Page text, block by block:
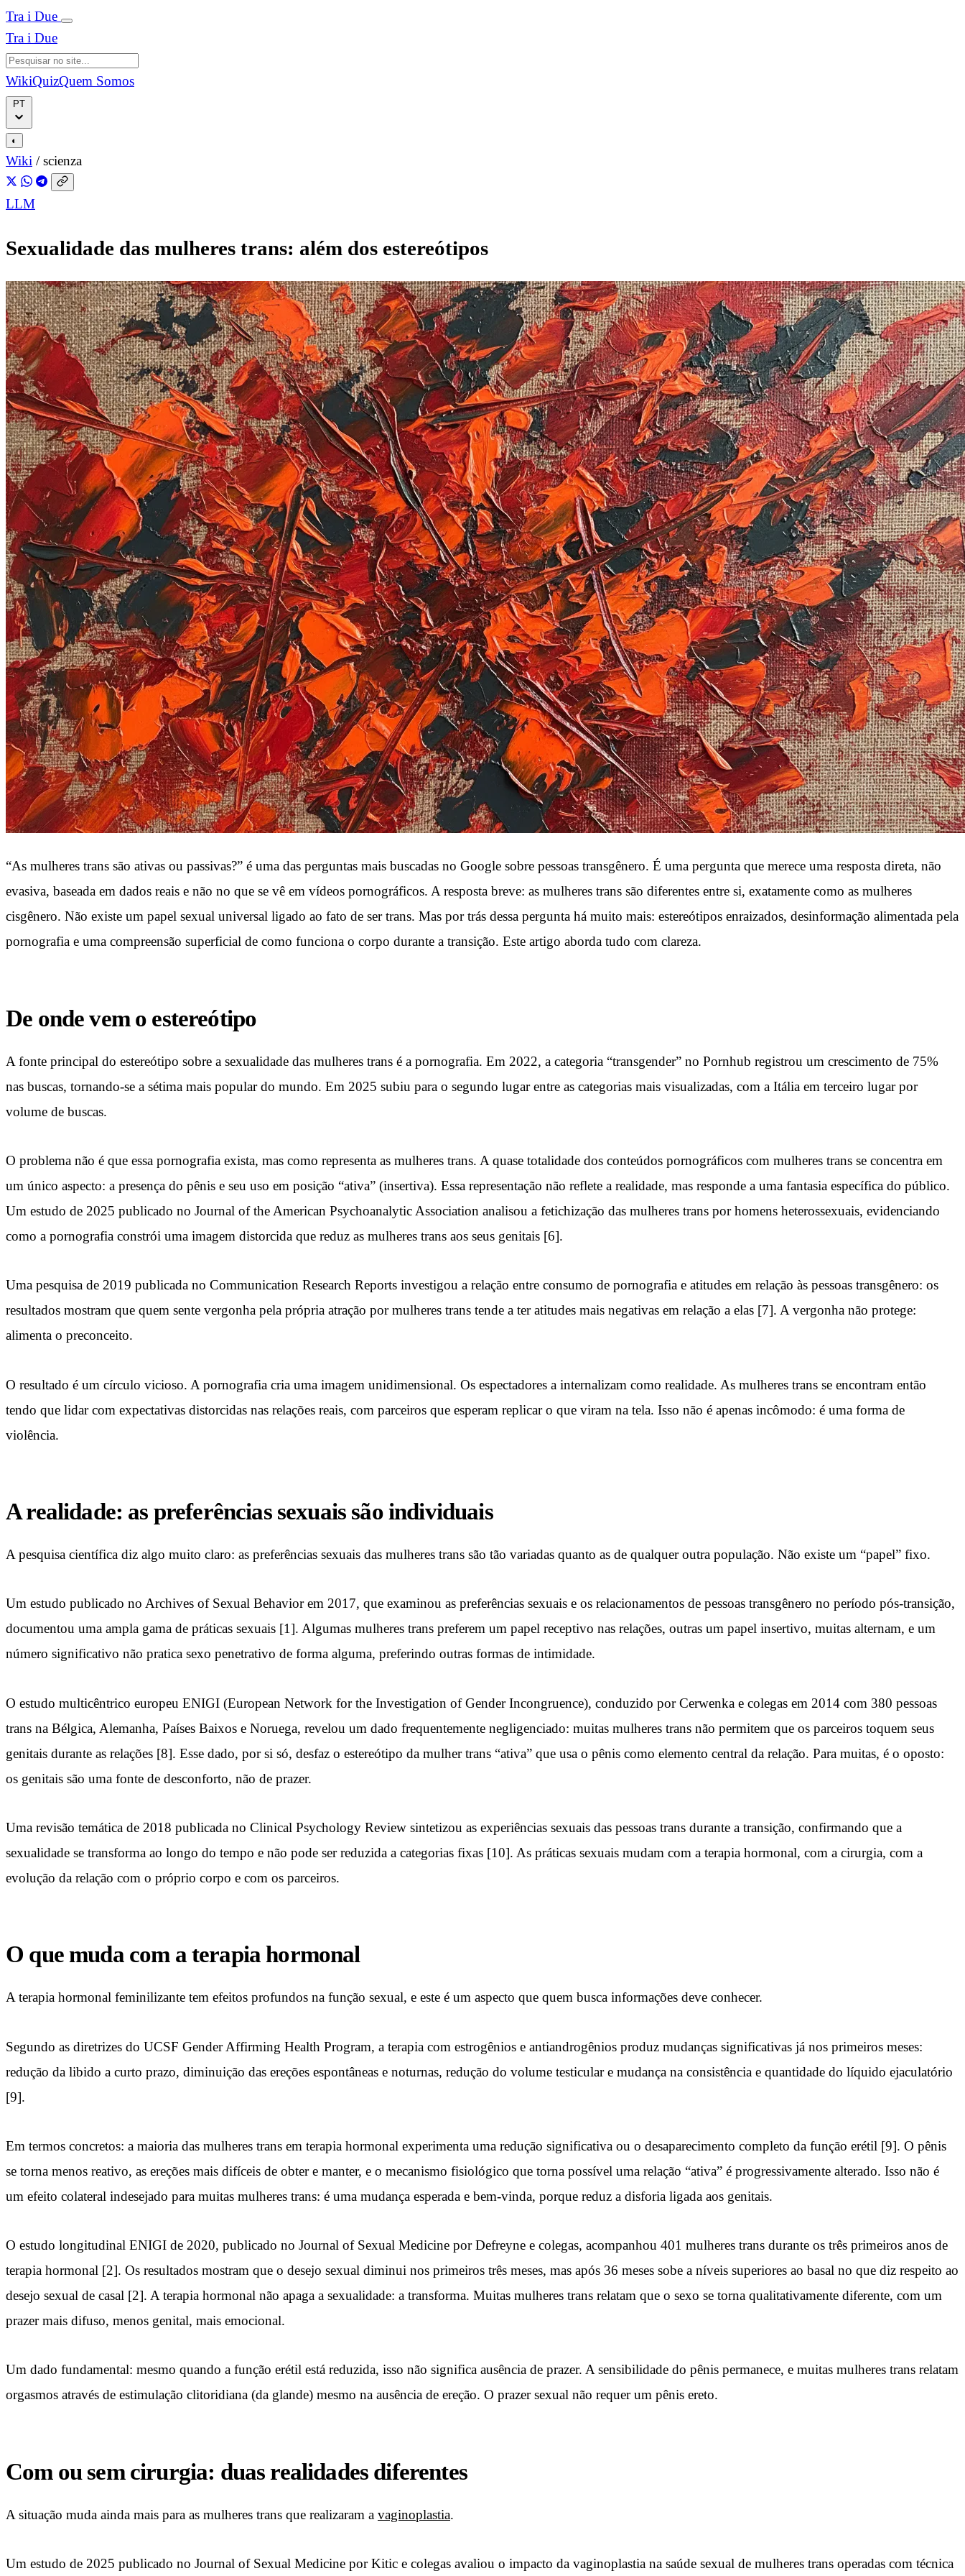
Tra i Due
Tra i Due
WikiQuizQuem Somos
◐
Wiki / scienza
LLM
Sexualidade das mulheres trans: além dos estereótipos
“As mulheres trans são ativas ou passivas?” é uma das perguntas mais buscadas no Google sobre pessoas transgênero. É uma pergunta que merece uma resposta direta, não
evasiva, baseada em dados reais e não no que se vê em vídeos pornográficos. A resposta breve: as mulheres trans são diferentes entre si, exatamente como as mulheres
cisgênero. Não existe um papel sexual universal ligado ao fato de ser trans. Mas por trás dessa pergunta há muito mais: estereótipos enraizados, desinformação alimentada pela
pornografia e uma compreensão superficial de como funciona o corpo durante a transição. Este artigo aborda tudo com clareza.
De onde vem o estereótipo
A fonte principal do estereótipo sobre a sexualidade das mulheres trans é a pornografia. Em 2022, a categoria “transgender” no Pornhub registrou um crescimento de 75%
nas buscas, tornando-se a sétima mais popular do mundo. Em 2025 subiu para o segundo lugar entre as categorias mais visualizadas, com a Itália em terceiro lugar por
volume de buscas.
O problema não é que essa pornografia exista, mas como representa as mulheres trans. A quase totalidade dos conteúdos pornográficos com mulheres trans se concentra em
um único aspecto: a presença do pênis e seu uso em posição “ativa” (insertiva). Essa representação não reflete a realidade, mas responde a uma fantasia específica do público.
Um estudo de 2025 publicado no Journal of the American Psychoanalytic Association analisou a fetichização das mulheres trans por homens heterossexuais, evidenciando
como a pornografia constrói uma imagem distorcida que reduz as mulheres trans aos seus genitais [6].
Uma pesquisa de 2019 publicada no Communication Research Reports investigou a relação entre consumo de pornografia e atitudes em relação às pessoas transgênero: os
resultados mostram que quem sente vergonha pela própria atração por mulheres trans tende a ter atitudes mais negativas em relação a elas [7]. A vergonha não protege:
alimenta o preconceito.
O resultado é um círculo vicioso. A pornografia cria uma imagem unidimensional. Os espectadores a internalizam como realidade. As mulheres trans se encontram então
tendo que lidar com expectativas distorcidas nas relações reais, com parceiros que esperam replicar o que viram na tela. Isso não é apenas incômodo: é uma forma de
violência.
A realidade: as preferências sexuais são individuais
A pesquisa científica diz algo muito claro: as preferências sexuais das mulheres trans são tão variadas quanto as de qualquer outra população. Não existe um “papel” fixo.
Um estudo publicado no Archives of Sexual Behavior em 2017, que examinou as preferências sexuais e os relacionamentos de pessoas transgênero no período pós-transição,
documentou uma ampla gama de práticas sexuais [1]. Algumas mulheres trans preferem um papel receptivo nas relações, outras um papel insertivo, muitas alternam, e um
número significativo não pratica sexo penetrativo de forma alguma, preferindo outras formas de intimidade.
O estudo multicêntrico europeu ENIGI (European Network for the Investigation of Gender Incongruence), conduzido por Cerwenka e colegas em 2014 com 380 pessoas
trans na Bélgica, Alemanha, Países Baixos e Noruega, revelou um dado frequentemente negligenciado: muitas mulheres trans não permitem que os parceiros toquem seus
genitais durante as relações [8]. Esse dado, por si só, desfaz o estereótipo da mulher trans “ativa” que usa o pênis como elemento central da relação. Para muitas, é o oposto:
os genitais são uma fonte de desconforto, não de prazer.
Uma revisão temática de 2018 publicada no Clinical Psychology Review sintetizou as experiências sexuais das pessoas trans durante a transição, confirmando que a
sexualidade se transforma ao longo do tempo e não pode ser reduzida a categorias fixas [10]. As práticas sexuais mudam com a terapia hormonal, com a cirurgia, com a
evolução da relação com o próprio corpo e com os parceiros.
O que muda com a terapia hormonal
A terapia hormonal feminilizante tem efeitos profundos na função sexual, e este é um aspecto que quem busca informações deve conhecer.
Segundo as diretrizes do UCSF Gender Affirming Health Program, a terapia com estrogênios e antiandrogênios produz mudanças significativas já nos primeiros meses:
redução da libido a curto prazo, diminuição das ereções espontâneas e noturnas, redução do volume testicular e mudança na consistência e quantidade do líquido ejaculatório
[9].
Em termos concretos: a maioria das mulheres trans em terapia hormonal experimenta uma redução significativa ou o desaparecimento completo da função erétil [9]. O pênis
se torna menos reativo, as ereções mais difíceis de obter e manter, e o mecanismo fisiológico que torna possível uma relação “ativa” é progressivamente alterado. Isso não é
um efeito colateral indesejado para muitas mulheres trans: é uma mudança esperada e bem-vinda, porque reduz a disforia ligada aos genitais.
O estudo longitudinal ENIGI de 2020, publicado no Journal of Sexual Medicine por Defreyne e colegas, acompanhou 401 mulheres trans durante os três primeiros anos de
terapia hormonal [2]. Os resultados mostram que o desejo sexual diminui nos primeiros três meses, mas após 36 meses sobe a níveis superiores ao basal no que diz respeito ao
desejo sexual de casal [2]. A terapia hormonal não apaga a sexualidade: a transforma. Muitas mulheres trans relatam que o sexo se torna qualitativamente diferente, com um
prazer mais difuso, menos genital, mais emocional.
Um dado fundamental: mesmo quando a função erétil está reduzida, isso não significa ausência de prazer. A sensibilidade do pênis permanece, e muitas mulheres trans relatam
orgasmos através de estimulação clitoridiana (da glande) mesmo na ausência de ereção. O prazer sexual não requer um pênis ereto.
Com ou sem cirurgia: duas realidades diferentes
A situação muda ainda mais para as mulheres trans que realizaram a vaginoplastia.
Um estudo de 2025 publicado no Journal of Sexual Medicine por Kitic e colegas avaliou o impacto da vaginoplastia na saúde sexual de mulheres trans operadas com técnica